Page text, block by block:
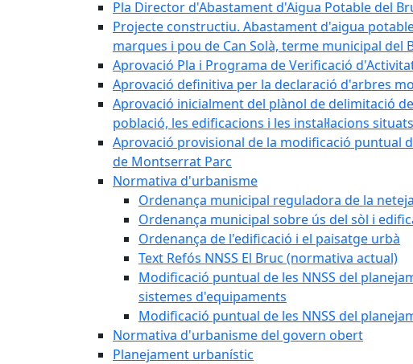
Pla Director d'Abastament d'Aigua Potable del
Projecte constructiu. Abastament d'aigua
marques i pou de Can Solà, terme municipal del
Aprovació Pla i Programa de Verificació
Aprovació definitiva per la declaració d'arbres
Aprovació inicialment del plànol de delimitació
població, les edificacions i les instal·lacions
Aprovació provisional de la modificació puntual
de Montserrat Parc
Normativa d'urbanisme
Ordenança municipal reguladora de la
Ordenança municipal sobre ús del sòl i
Ordenança de l'edificació i el paisatge urbà
Text Refós NNSS El Bruc (normativa actual)
Modificació puntual de les NNSS del
sistemes d'equipaments
Modificació puntual de les NNSS del
Normativa d'urbanisme del govern obert
Planejament urbanístic